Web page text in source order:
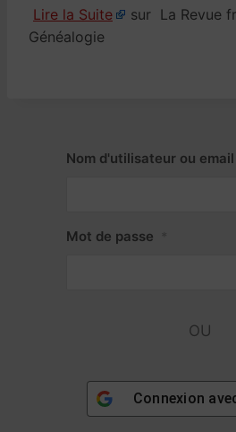
Lire la Suite
sur La Revue
Généalogie
Nom d'utilisateur ou email
Mot de passe
OU
Connexion